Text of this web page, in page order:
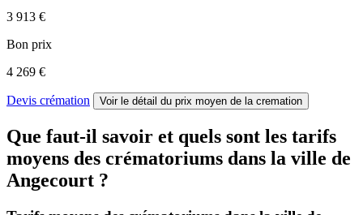
3 913 €
Bon prix
4 269 €
Devis crémation Voir le détail du prix moyen de la cremation
Que faut-il savoir et quels sont les tarifs
moyens des crématoriums dans la ville de
Angecourt ?